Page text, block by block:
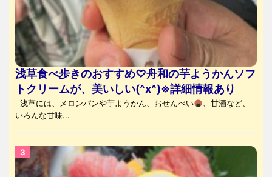
浅草食べ歩きのおすすめ♡舟和の芋ようかんソフ
トクリームが、美いしい(^x^)※詳細情報あり
浅草には、メロンパンや芋ようかん、おせんべい
、甘酒など、
いろんな甘味...